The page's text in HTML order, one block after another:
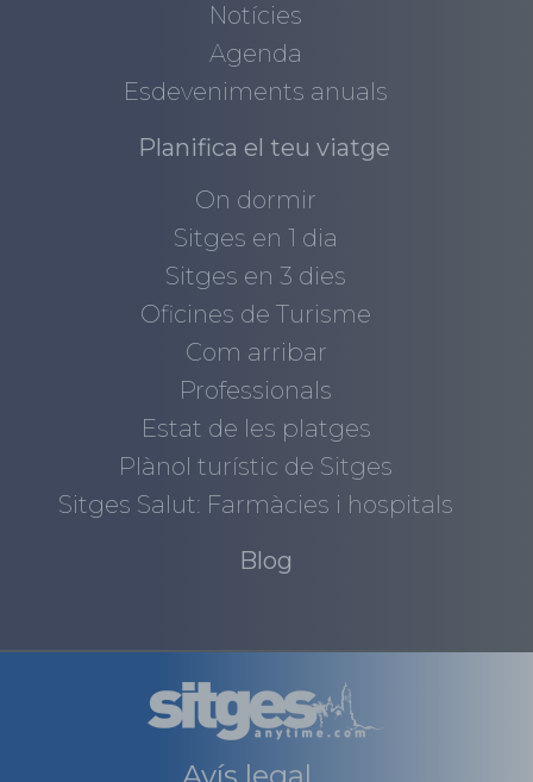
Notícies
Agenda
Esdeveniments anuals
Planifica el teu viatge
On dormir
Sitges en 1 dia
Sitges en 3 dies
Oficines de Turisme
Com arribar
Professionals
Estat de les platges
Plànol turístic de Sitges
Sitges Salut: Farmàcies i hospitals
Blog